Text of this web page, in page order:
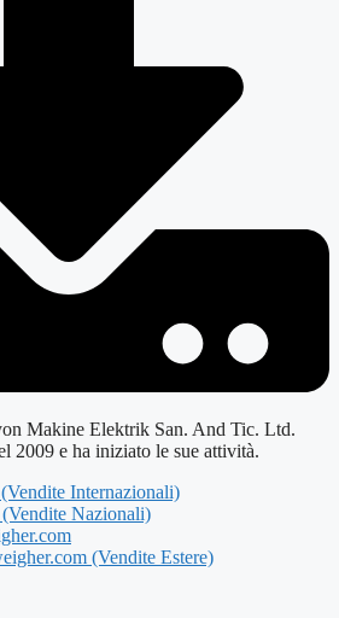
Makine Elektrik San. And Tic. Ltd.
2009 e ha iniziato le sue attività.
Internazionali)
Nazionali)
(Vendite Estere)